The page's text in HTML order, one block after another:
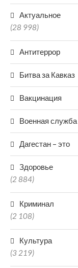
Актуальное
(28 998)
Антитеррор
Битва за Кавказ
Вакцинация
Военная служба
Дагестан – это
Здоровье
(2 884)
Криминал
(2 108)
Культура
(3 219)